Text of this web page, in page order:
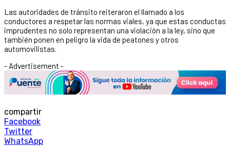
Las autoridades de tránsito reiteraron el llamado a los
conductores a respetar las normas viales, ya que estas conductas
imprudentes no solo representan una violación a la ley, sino que
también ponen en peligro la vida de peatones y otros
automovilistas.
- Advertisement -
compartir
Facebook
Twitter
WhatsApp